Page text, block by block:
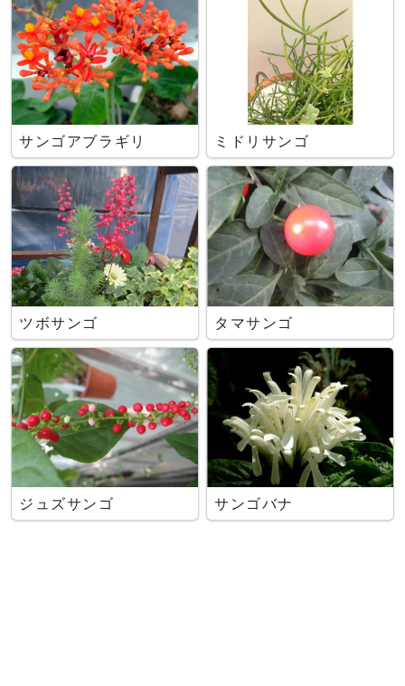
サンゴアブラギリ ミドリサンゴ
ツボサンゴ タマサンゴ
ジュズサンゴ サンゴバナ